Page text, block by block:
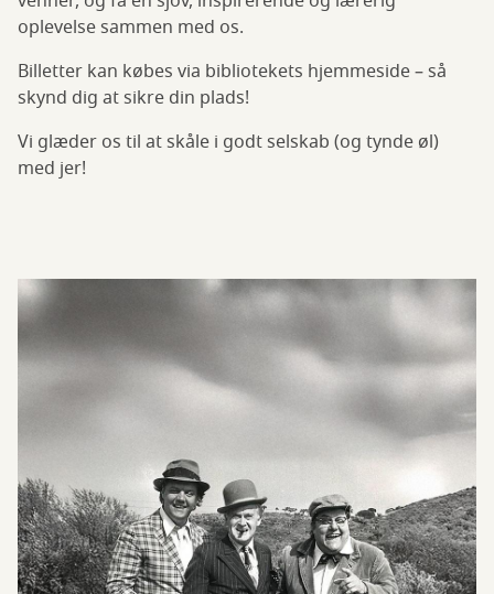
oplevelse sammen med os.
Billetter kan købes via bibliotekets hjemmeside – så
skynd dig at sikre din plads!
Vi glæder os til at skåle i godt selskab (og tynde øl)
med jer!